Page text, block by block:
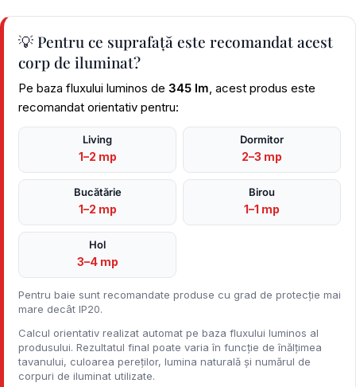
💡 Pentru ce suprafață este recomandat acest
corp de iluminat?
Pe baza fluxului luminos de 345 lm, acest produs este
recomandat orientativ pentru:
Living
1–2 mp
Dormitor
2–3 mp
Bucătărie
1–2 mp
Birou
1–1 mp
Hol
3–4 mp
Pentru baie sunt recomandate produse cu grad de protecție mai
mare decât IP20.
Calcul orientativ realizat automat pe baza fluxului luminos al
produsului. Rezultatul final poate varia în funcție de înălțimea
tavanului, culoarea pereților, lumina naturală și numărul de
corpuri de iluminat utilizate.